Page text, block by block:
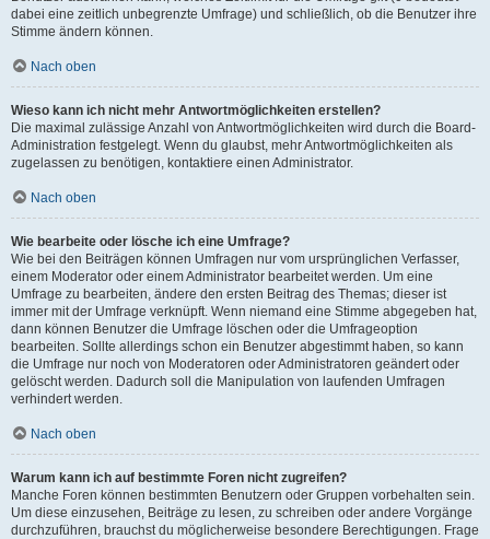
dabei eine zeitlich unbegrenzte Umfrage) und schließlich, ob die Benutzer ihre
Stimme ändern können.
Nach oben
Wieso kann ich nicht mehr Antwortmöglichkeiten erstellen?
Die maximal zulässige Anzahl von Antwortmöglichkeiten wird durch die Board-
Administration festgelegt. Wenn du glaubst, mehr Antwortmöglichkeiten als
zugelassen zu benötigen, kontaktiere einen Administrator.
Nach oben
Wie bearbeite oder lösche ich eine Umfrage?
Wie bei den Beiträgen können Umfragen nur vom ursprünglichen Verfasser,
einem Moderator oder einem Administrator bearbeitet werden. Um eine
Umfrage zu bearbeiten, ändere den ersten Beitrag des Themas; dieser ist
immer mit der Umfrage verknüpft. Wenn niemand eine Stimme abgegeben hat,
dann können Benutzer die Umfrage löschen oder die Umfrageoption
bearbeiten. Sollte allerdings schon ein Benutzer abgestimmt haben, so kann
die Umfrage nur noch von Moderatoren oder Administratoren geändert oder
gelöscht werden. Dadurch soll die Manipulation von laufenden Umfragen
verhindert werden.
Nach oben
Warum kann ich auf bestimmte Foren nicht zugreifen?
Manche Foren können bestimmten Benutzern oder Gruppen vorbehalten sein.
Um diese einzusehen, Beiträge zu lesen, zu schreiben oder andere Vorgänge
durchzuführen, brauchst du möglicherweise besondere Berechtigungen. Frage